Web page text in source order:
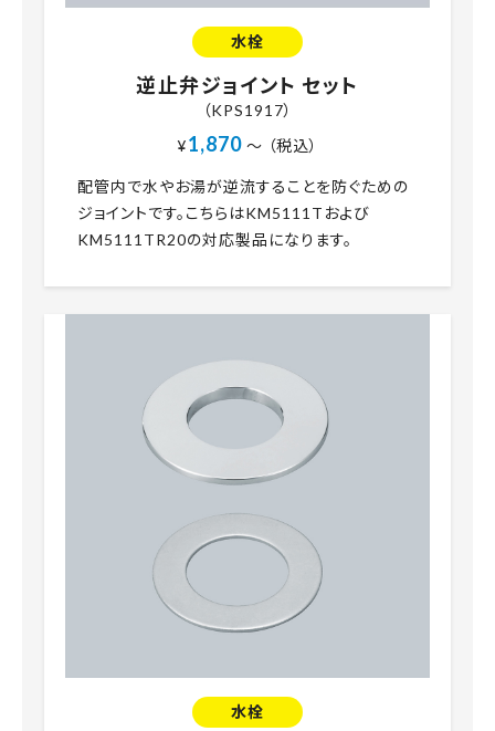
水栓
逆止弁ジョイント セット
（KPS1917）
¥1,870 ～ （税込）
配管内で水やお湯が逆流することを防ぐための
ジョイントです。こちらはKM5111Tおよび
KM5111TR20の対応製品になります。
水栓